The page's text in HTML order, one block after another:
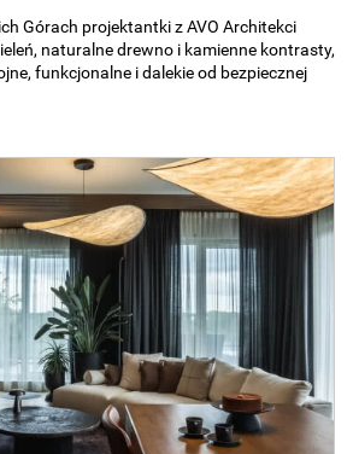
Górach projektantki z AVO Architekci
naturalne drewno i kamienne kontrasty,
funkcjonalne i dalekie od bezpiecznej